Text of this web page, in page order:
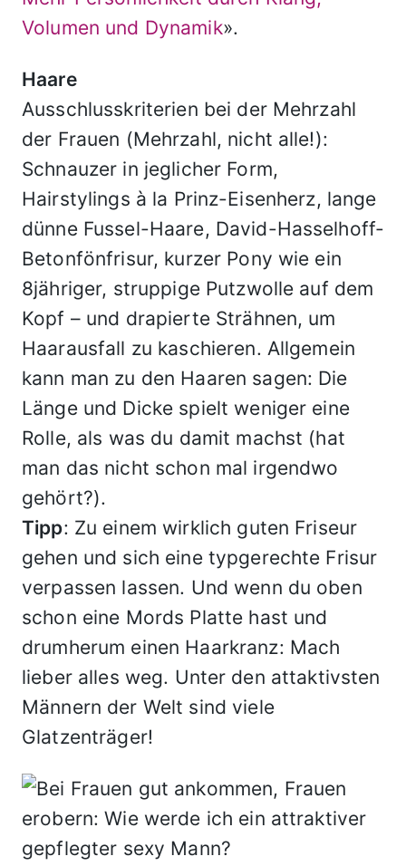
Volumen und Dynamik».
Haare
Ausschlusskriterien bei der Mehrzahl
der Frauen (Mehrzahl, nicht alle!):
Schnauzer in jeglicher Form,
Hairstylings à la Prinz-Eisenherz, lange
dünne Fussel-Haare, David-Hasselhoff-
Betonfönfrisur, kurzer Pony wie ein
8jähriger, struppige Putzwolle auf dem
Kopf – und drapierte Strähnen, um
Haarausfall zu kaschieren. Allgemein
kann man zu den Haaren sagen: Die
Länge und Dicke spielt weniger eine
Rolle, als was du damit machst (hat
man das nicht schon mal irgendwo
gehört?).
Tipp: Zu einem wirklich guten Friseur
gehen und sich eine typgerechte Frisur
verpassen lassen. Und wenn du oben
schon eine Mords Platte hast und
drumherum einen Haarkranz: Mach
lieber alles weg. Unter den attaktivsten
Männern der Welt sind viele
Glatzenträger!